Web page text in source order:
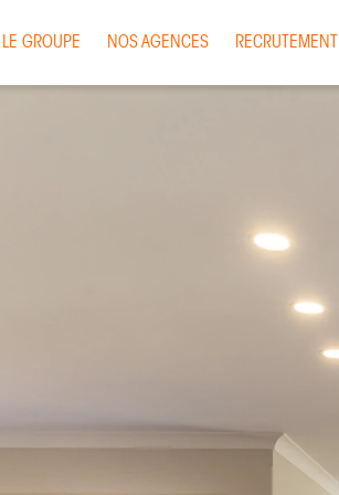
LE GROUPE NOS AGENCES RECRUTEMENT